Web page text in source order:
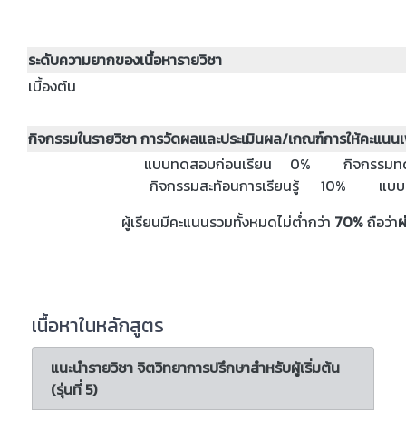
ระดับความยากของเนื้อหารายวิชา
เบื้องต้น
กิจกรรมในรายวิชา การวัดผลและประเมินผล/เกณฑ์การให้คะแน
แบบทดสอบก่อนเรียน 0% กิจก
กิจกรรมสะท้อนการเรียนรู้
ผู้เรียนมีคะแนนรวมทั้งหมดไม่ต่ำกว่า 70%ถือว่า
เนื้อหาในหลักสูตร
แนะนำรายวิชา จิตวิทยาการปรึกษาสำหรับผู้เริ่มต้น
(รุ่นที่ 5)